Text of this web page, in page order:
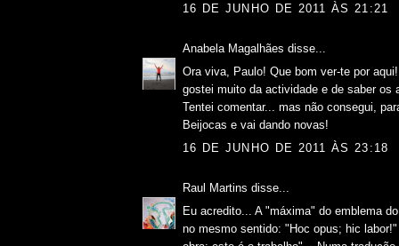
16 DE JUNHO DE 2011 ÀS 21:21
Anabela Magalhães disse...
Ora viva, Paulo! Que bom ver-te por
gostei muito da actividade e de saber os
Tentei comentar... mas não consegui,
Beijocas e vai dando novas!
16 DE JUNHO DE 2011 ÀS 23:18
Raul Martins disse...
Eu acredito... A "máxima" do emblema
no mesmo sentido: "Hoc opus; hic